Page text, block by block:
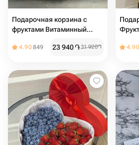
Подарочная корзина с
фруктами Витаминный
4.90849 23 940֏31 920֏ 4.90